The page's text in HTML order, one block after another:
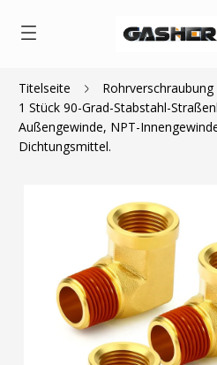
Titelseite
1 Stück 90-Grad-Stabstahl-
Außengewinde, NPT-
Dichtungsmittel.
$1.84~$4.10